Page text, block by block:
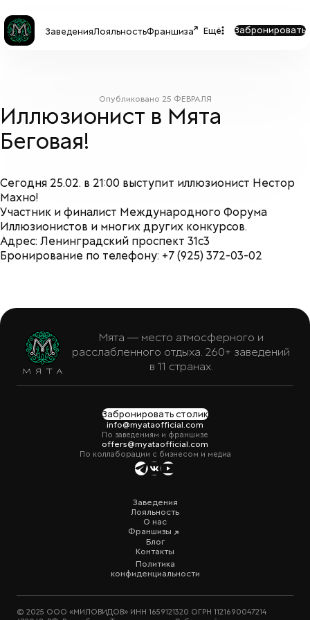
ЗаведенияЛояльностьФраншиза Ещё Забронировать
Опубликовано 25 ФЕВРАЛЯ
Иллюзионист в Мята
Беговая!
Сегодня 25.02. в 21:00 выступит иллюзионист Нестор
Махно!
Участник и финалист Международного Форума
Иллюзионистов и многих других конкурсов.
Адрес: Ленинградский проспект 31с3
Бронирование по телефону: +7 (925) 372-03-02
Мята — место атмосферного и
расслабленного отдыха. 260+ заведений
в 11 странах.
Забронировать столик
info@myataofficial.com
По заведениям и франшизе
offers@myataofficial.com
По коллаборации с бизнесом и медиа
Заведения
Лояльность
О нас
Франшизы
Блог
Контакты
Политика
конфиденциальности
© 2025 ООО «МИЛОВИДОВ» ИНН 1659121320 ОГРН 1121690047214